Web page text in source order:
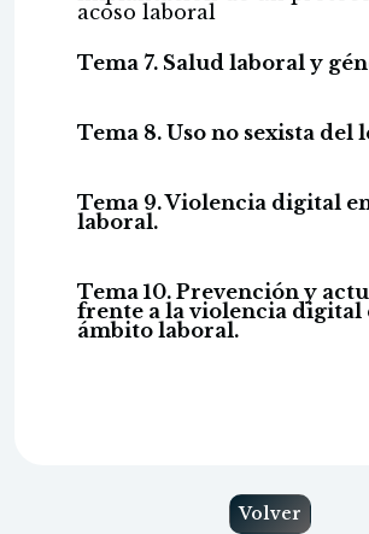
acoso laboral
Tema 7. Salud laboral y
Tema 8. Uso no sexista del
Tema 9. Violencia digital
laboral.
Tema 10. Prevención y
frente a la violencia digital
ámbito laboral.
Volver